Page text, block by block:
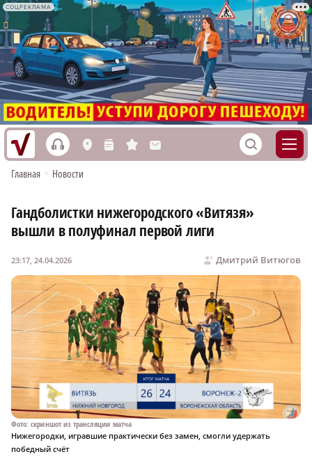
СОЦРЕКЛАМА
h L n s M S
Главная • Новости
Гандболистки нижегородского «Витязя»
вышли в полуфинал первой лиги
Дмитрий Витюгов
23:17, 24.04.2026
Фото: скриншот из трансляции матча
Нижегородки, игравшие практически без замен, смогли удержать
победный счёт